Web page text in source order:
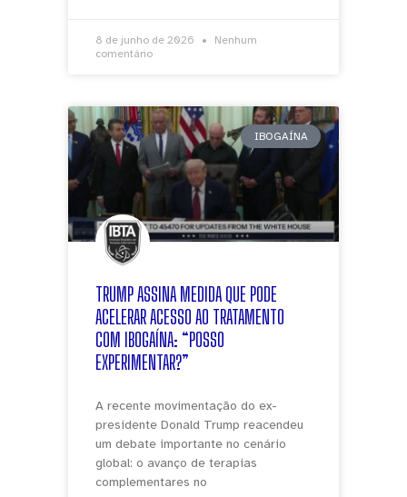
8 de junho de 2026
Nenhum
comentário
IBOGAÍNA
TRUMP ASSINA MEDIDA QUE PODE
ACELERAR ACESSO AO TRATAMENTO
COM IBOGAÍNA: “POSSO
EXPERIMENTAR?”
A recente movimentação do ex-
presidente Donald Trump reacendeu
um debate importante no cenário
global: o avanço de terapias
complementares no